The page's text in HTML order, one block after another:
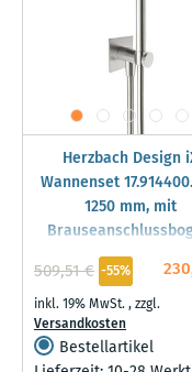
Herzbach Design
Wannenset
1250 mm, mit
Stabhandbrause,
gebürstet
509,51 € -55%
inkl. 19% MwSt.,zzgl.
Versandkosten
Bestellartikel